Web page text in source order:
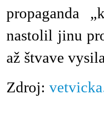
propaganda
nastolil jinu
až štvave
Zdroj: